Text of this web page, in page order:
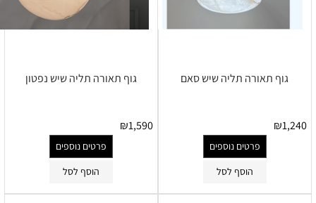
גוף תאורה תליה שיש סאם
₪1,240
פרטים נוספים
הוסף לסל
גוף תאורה תליה שיש נפטון
₪1,590
פרטים נוספים
הוסף לסל